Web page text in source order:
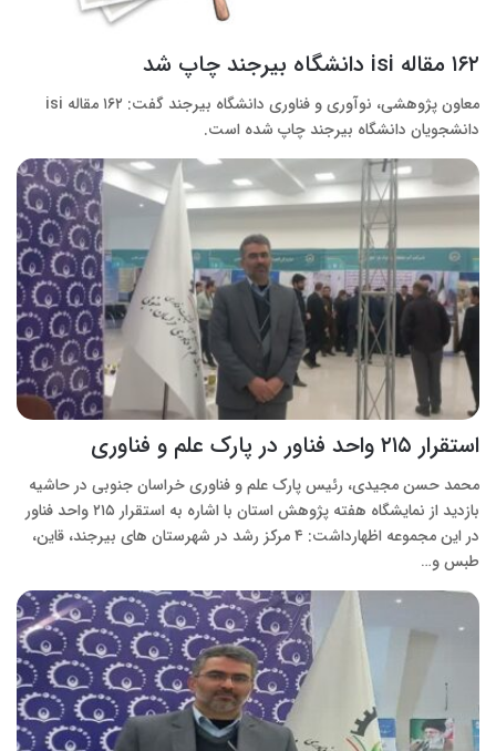
۱۶۲ مقاله isi دانشگاه بیرجند چاپ شد
معاون پژوهشی، نوآوری و فناوری دانشگاه بیرجند گفت: ۱۶۲ مقاله isi
دانشجویان دانشگاه بیرجند چاپ شده است.
استقرار ۲۱۵ واحد فناور در پارک علم و فناوری
محمد حسن مجیدی، رئیس پارک علم و فناوری خراسان جنوبی در حاشیه
بازدید از نمایشگاه هفته پژوهش استان با اشاره به استقرار ۲۱۵ واحد فناور
در این مجموعه اظهارداشت: ۴ مرکز رشد در شهرستان های بیرجند، قاین،
طبس و…